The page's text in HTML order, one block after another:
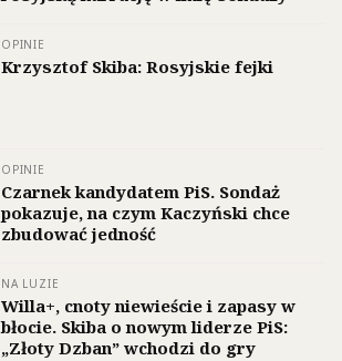
OPINIE
Krzysztof Skiba: Rosyjskie fejki
OPINIE
Czarnek kandydatem PiS. Sondaż
pokazuje, na czym Kaczyński chce
zbudować jedność
NA LUZIE
Willa+, cnoty niewieście i zapasy w
błocie. Skiba o nowym liderze PiS:
„Złoty Dzban” wchodzi do gry